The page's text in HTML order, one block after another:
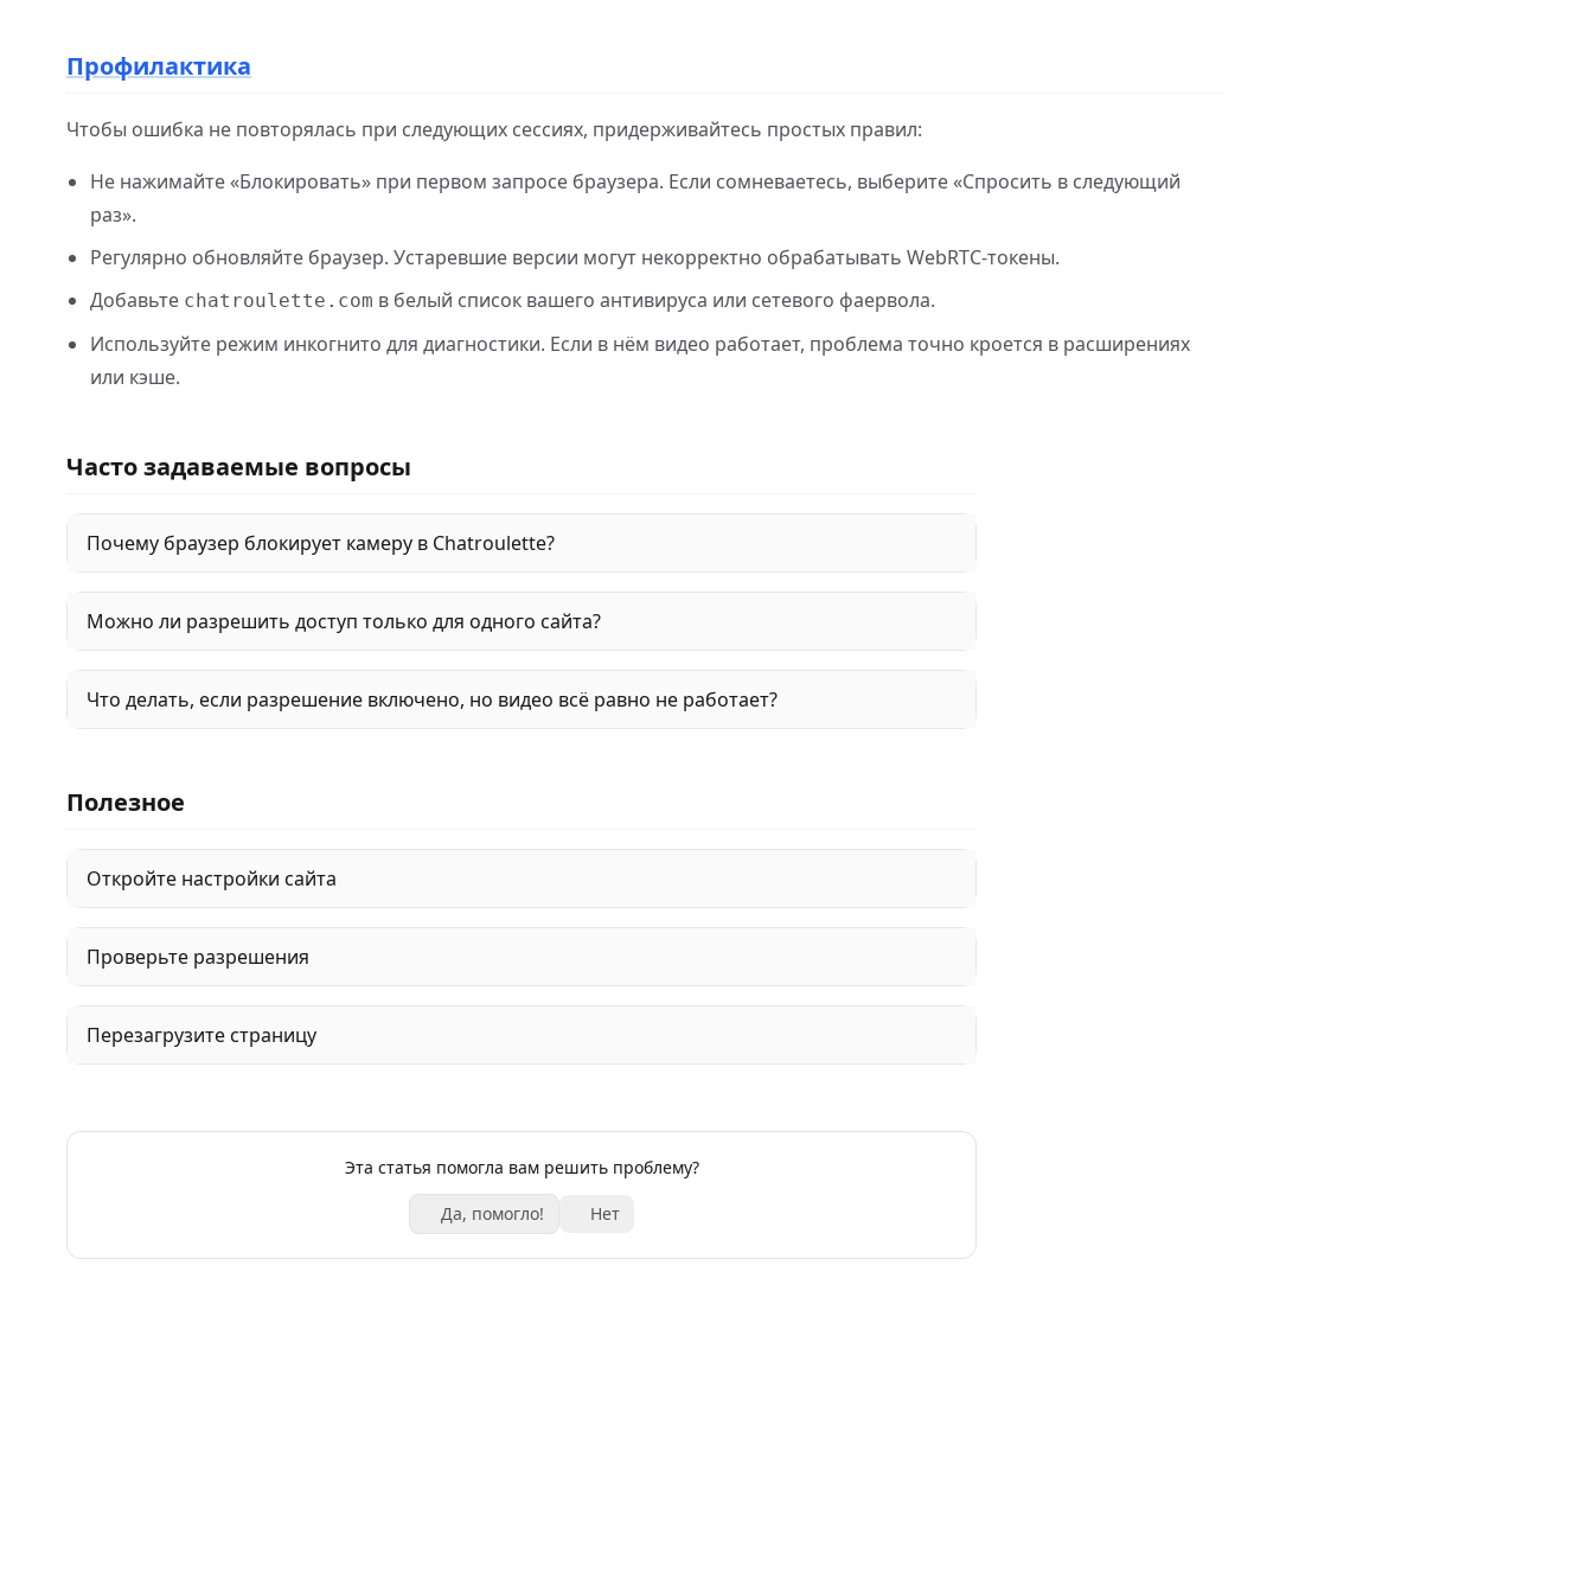
Профилактика
Чтобы ошибка не повторялась при следующих сессиях, придерживайтесь простых правил:
Не нажимайте «Блокировать» при первом запросе браузера. Если сомневаетесь, выберите «Спросить в следующий
раз».
Регулярно обновляйте браузер. Устаревшие версии могут некорректно обрабатывать WebRTC-токены.
Добавьте chatroulette.com в белый список вашего антивируса или сетевого фаервола.
Используйте режим инкогнито для диагностики. Если в нём видео работает, проблема точно кроется в расширениях
или кэше.
Часто задаваемые вопросы
Почему браузер блокирует камеру в Chatroulette?
Можно ли разрешить доступ только для одного сайта?
Что делать, если разрешение включено, но видео всё равно не работает?
Полезное
Откройте настройки сайта
Проверьте разрешения
Перезагрузите страницу
Эта статья помогла вам решить проблему?
Да, помогло! Нет